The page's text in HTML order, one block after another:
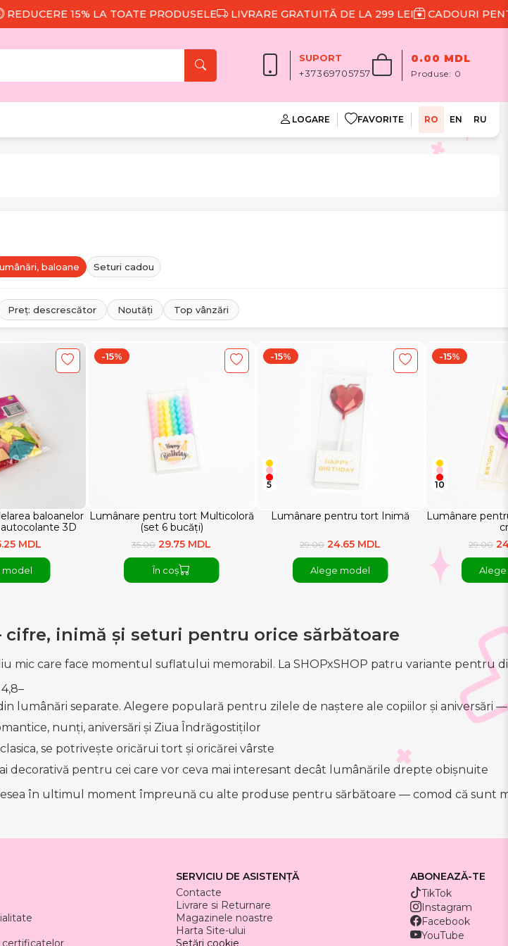
15% LA TOATE PRODUSELE LIVRARE GRATUITĂ DE LA 299 LEI CADOURI PENTRU
SUPORT
+37369705757
0.00 MDL
Produse: 0
LOGARE FAVORITE RO EN RU
baloane Seturi cadou
Preț: descrescător Noutăți Top vânzări
baloanelor
3D
MDL
model
Lumânare pentru tort Multicoloră
(set 6 bucăți)
-15%
35.00 29.75 MDL
În coș
Lumânare pentru tort Inimă
-15%
5
29.00 24.65 MDL
Alege model
Lumânare
-15%
10
29.00
inimă și seturi pentru orice sărbătoare
mic care face momentul suflatului memorabil. La SHOPxSHOP patru variante pentru
lumânări separate. Alegere populară pentru zilele de naștere ale copiilor și aniversări
nunți, aniversări și Ziua Îndrăgostiților
se potrivește oricărui tort și oricărei vârste
decorativă pentru cei care vor ceva mai interesant decât lumânările drepte obișnuite
în ultimul moment împreună cu alte produse pentru sărbătoare — comod că sunt
certificatelor
SERVICIU DE ASISTENȚĂ
Contacte
Livrare si Returnare
Magazinele noastre
Harta Site-ului
Setări cookie
ABONEAZĂ-TE
TikTok
Instagram
Facebook
YouTube